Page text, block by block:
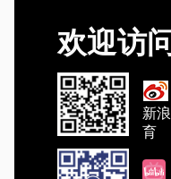
欢迎访
新
育